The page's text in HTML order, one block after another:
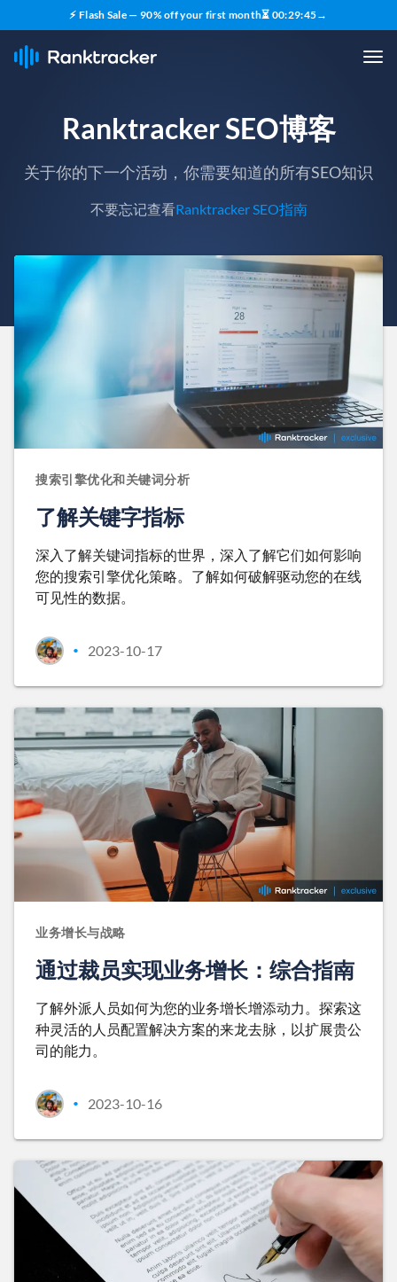
⚡ Flash Sale — 90% off your first month⏳ 00:29:43→
Ranktracker SEO博客
关于你的下一个活动，你需要知道的所有SEO知识
不要忘记查看Ranktracker SEO指南
搜索引擎优化和关键词分析
了解关键字指标
深入了解关键词指标的世界，深入了解它们如何影响
您的搜索引擎优化策略。了解如何破解驱动您的在线
可见性的数据。
• 2023-10-17
业务增长与战略
通过裁员实现业务增长：综合指南
了解外派人员如何为您的业务增长增添动力。探索这
种灵活的人员配置解决方案的来龙去脉，以扩展贵公
司的能力。
• 2023-10-16